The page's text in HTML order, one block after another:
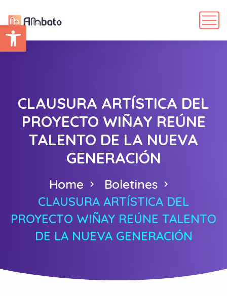
Abrir barra de herramientas
CLAUSURA ARTÍSTICA DEL
PROYECTO WIÑAY REÚNE
TALENTO DE LA NUEVA
GENERACIÓN
Home
Boletines
CLAUSURA ARTÍSTICA DEL
PROYECTO WIÑAY REÚNE TALENTO
DE LA NUEVA GENERACIÓN